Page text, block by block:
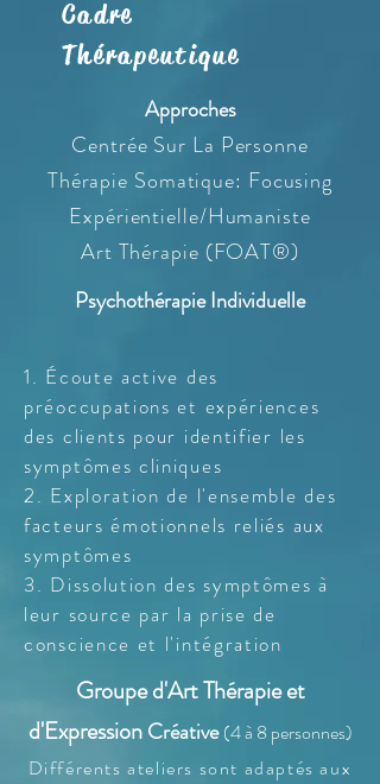
Cadre
Thérapeutique
Approches
Centrée Sur La Personne
Thérapie Somatique: Focusing
Expérientielle/Humaniste
Art Thérapie​ (FOAT®)
Psychothérapie Individuelle
1. Écoute active des
préoccupations et expériences
des clients pour identifier les
symptômes cliniques ​
2. Exploration de l'ensemble des
facteurs émotionnels reliés aux
symptômes​​
3. Dissolution des symptômes à
leur source par la prise de
conscience​ et l'intégration
Groupe d'Art Thérapie et
d'ExpressionCréative(4 à 8 personnes)
​Différents ateliers sont adaptés aux